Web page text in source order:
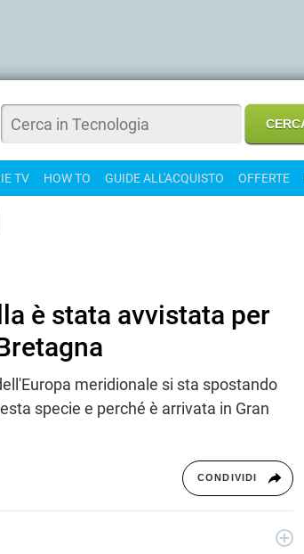
TV HOW TO GUIDE ALL'ACQUISTO OFFERTE
è stata avvistata per
meridionale si sta spostando
specie e perché è arrivata in Gran
CONDIVIDI